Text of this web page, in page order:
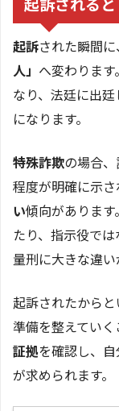
起訴された瞬間
人」 へ変わりま
なり、法廷に出
になります。
特殊詐欺の場合
程度が明確に示さ
い傾向がありま
たり、指示役で
量刑に大きな違い
起訴されたから
準備を整えていく
証拠を確認し、
が求められます。